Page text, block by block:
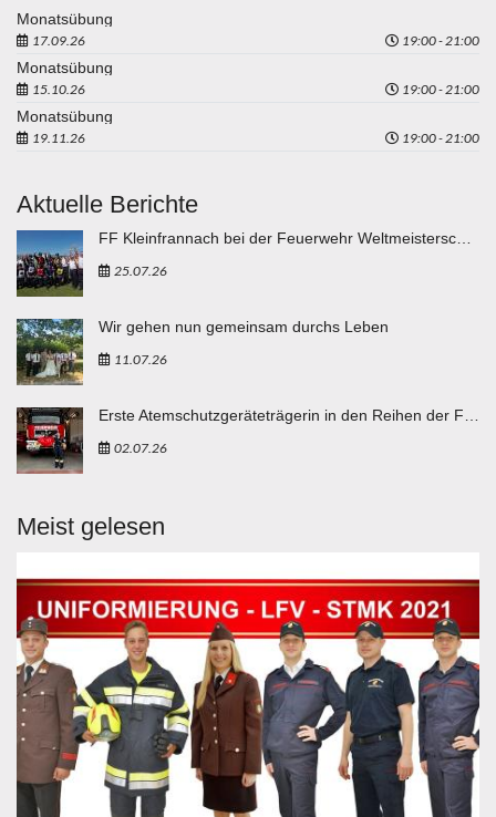
Monatsübung
17.09.26 19:00 - 21:00
Monatsübung
15.10.26 19:00 - 21:00
Monatsübung
19.11.26 19:00 - 21:00
Aktuelle Berichte
25.07.26
Wir gehen nun gemeinsam durchs Leben
11.07.26
02.07.26
Meist gelesen